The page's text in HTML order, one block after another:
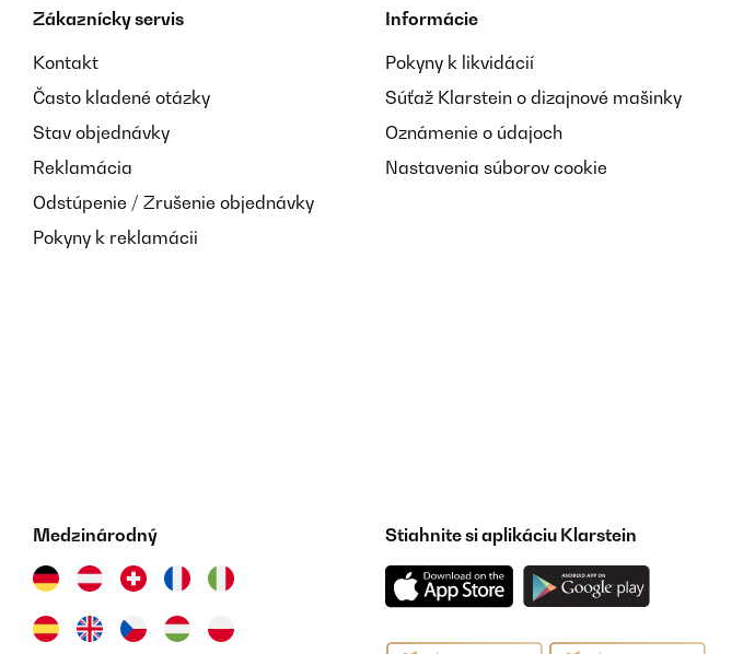
Zákaznícky servis
Kontakt
Často kladené otázky
Stav objednávky
Reklamácia
Odstúpenie / Zrušenie objednávky
Pokyny k reklamácii
Informácie
Pokyny k likvidácií
Súťaž Klarstein o dizajnové mašinky
Oznámenie o údajoch
Nastavenia súborov cookie
Medzinárodný Stiahnite si aplikáciu Klarstein